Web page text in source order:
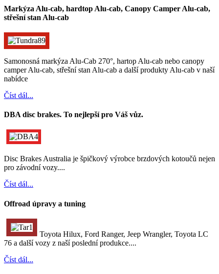
Markýza Alu-cab, hardtop Alu-cab, Canopy Camper Alu-cab,
střešní stan Alu-cab
Samonosná markýza Alu-Cab 270°, hartop Alu-cab nebo canopy
camper Alu-cab, střešní stan Alu-cab a další produkty Alu-cab v naší
nabídce
Číst dál...
DBA disc brakes. To nejlepší pro Váš vůz.
Disc Brakes Australia je špičkový výrobce brzdových kotoučů nejen
pro závodní vozy....
Číst dál...
Offroad úpravy a tuning
Toyota Hilux, Ford Ranger, Jeep Wrangler, Toyota LC
76 a další vozy z naší poslední produkce....
Číst dál...